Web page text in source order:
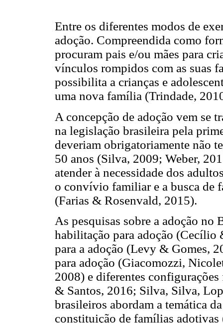
Entre os diferentes modos de
adoção. Compreendida como
procuram pais e/ou mães para
vínculos rompidos com as suas
possibilita a crianças e
uma nova família (Trindade,
A concepção de adoção vem se
na legislação brasileira pela
deveriam obrigatoriamente não
50 anos (Silva, 2009; Weber,
atender à necessidade dos
o convívio familiar e a busca de
(Farias & Rosenvald, 2015).
As pesquisas sobre a adoção no
habilitação para adoção
para a adoção (Levy & Gomes,
para adoção (Giacomozzi,
2008) e diferentes
& Santos, 2016; Silva, Silva,
brasileiros abordam a temática
constituição de famílias